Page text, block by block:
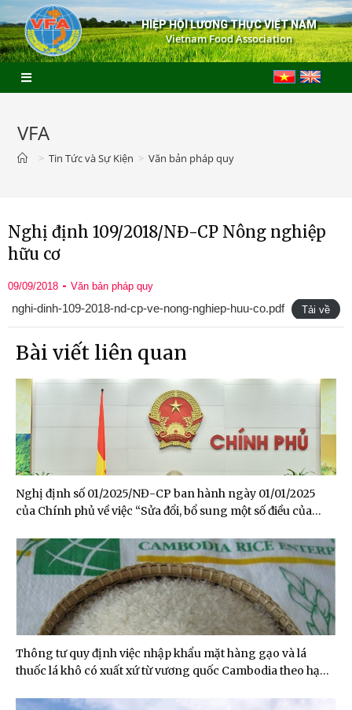
HIỆP HỘI LƯƠNG THỰC VIỆT NAM
Vietnam Food Association
VFA
> Tin Tức và Sự Kiện > Văn bản pháp quy
Nghị định 109/2018/NĐ-CP Nông nghiệp
hữu cơ
09/09/2018 Văn bản pháp quy
nghi-dinh-109-2018-nd-cp-ve-nong-nghiep-huu-co.pdf Tải về
Bài viết liên quan
Nghị định số 01/2025/NĐ-CP ban hành ngày 01/01/2025
của Chính phủ về việc “Sửa đổi, bổ sung một số điều của
về kinh doanh xuất khẩu gạo.”
Thông tư quy định việc nhập khẩu mặt hàng gạo và lá
thuốc lá khô có xuất xứ từ vương quốc Cambodia theo hạn